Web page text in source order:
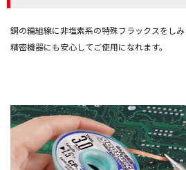
銅の編組線に非塩素系の特殊フラックスをしみ
精密機器にも安心してご使用になれます。